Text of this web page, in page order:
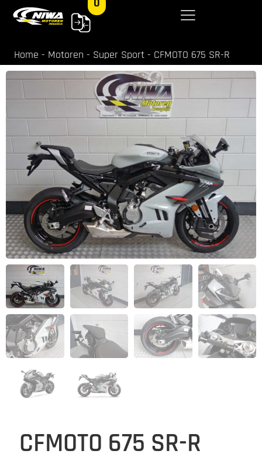
Home - Motoren - Super Sport - CFMOTO 675 SR-R
CFMOTO 675 SR-R